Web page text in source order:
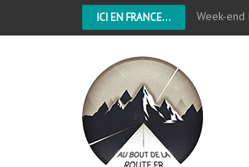
ICI EN FRANCE... Week-end